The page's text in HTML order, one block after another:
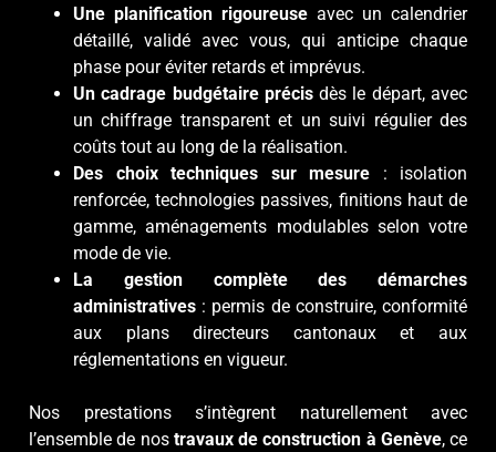
Une planification rigoureuse avec un calendrier
détaillé, validé avec vous, qui anticipe chaque
phase pour éviter retards et imprévus.
Un cadrage budgétaire précisdès le départ, avec
un chiffrage transparent et un suivi régulier des
coûts tout au long de la réalisation.
Des choix techniques sur mesure : isolation
renforcée, technologies passives, finitions haut de
gamme, aménagements modulables selon votre
mode de vie.
La gestion complète des démarches
administratives : permis de construire, conformité
aux plans directeurs cantonaux et aux
réglementations en vigueur.
Nos prestations s’intègrent naturellement avec
l’ensemble de nos travaux de construction à Genève, ce